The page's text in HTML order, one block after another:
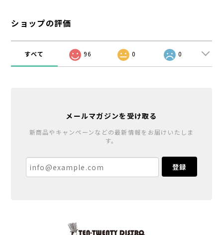
ショップの評価
すべて 96 0 0
メールマガジンを受け取る
新商品やキャンペーンなどの最新情報をお届けいたしま
す。
登録